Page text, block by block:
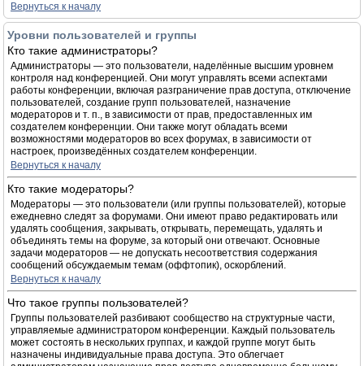
Вернуться к началу
Уровни пользователей и группы
Кто такие администраторы?
Администраторы — это пользователи, наделённые высшим уровнем
контроля над конференцией. Они могут управлять всеми аспектами
работы конференции, включая разграничение прав доступа, отключение
пользователей, создание групп пользователей, назначение
модераторов и т. п., в зависимости от прав, предоставленных им
создателем конференции. Они также могут обладать всеми
возможностями модераторов во всех форумах, в зависимости от
настроек, произведённых создателем конференции.
Вернуться к началу
Кто такие модераторы?
Модераторы — это пользователи (или группы пользователей), которые
ежедневно следят за форумами. Они имеют право редактировать или
удалять сообщения, закрывать, открывать, перемещать, удалять и
объединять темы на форуме, за который они отвечают. Основные
задачи модераторов — не допускать несоответствия содержания
сообщений обсуждаемым темам (оффтопик), оскорблений.
Вернуться к началу
Что такое группы пользователей?
Группы пользователей разбивают сообщество на структурные части,
управляемые администратором конференции. Каждый пользователь
может состоять в нескольких группах, и каждой группе могут быть
назначены индивидуальные права доступа. Это облегчает